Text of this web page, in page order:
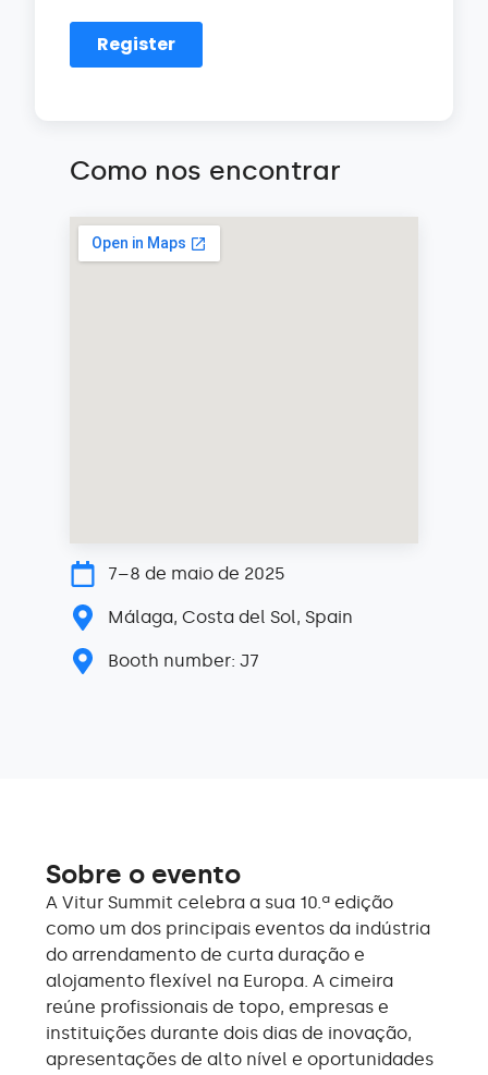
Como nos encontrar
7–8 de maio de 2025
Málaga, Costa del Sol, Spain
Booth number: J7
Sobre o evento
A Vitur Summit celebra a sua 10.ª edição
como um dos principais eventos da indústria
do arrendamento de curta duração e
alojamento flexível na Europa. A cimeira
reúne profissionais de topo, empresas e
instituições durante dois dias de inovação,
apresentações de alto nível e oportunidades